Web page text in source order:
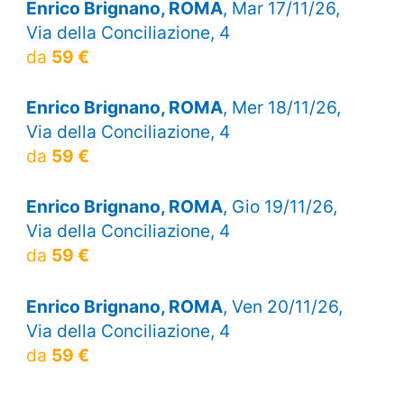
Enrico Brignano, ROMA, Mar 17/11/26,
Via della Conciliazione, 4
da 59 €
Enrico Brignano, ROMA, Mer 18/11/26,
Via della Conciliazione, 4
da 59 €
Enrico Brignano, ROMA, Gio 19/11/26,
Via della Conciliazione, 4
da 59 €
Enrico Brignano, ROMA, Ven 20/11/26,
Via della Conciliazione, 4
da 59 €